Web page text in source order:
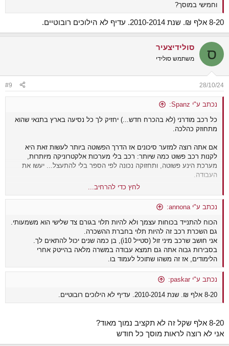
וחמישי במוסך?
8-20 אלף ₪. שנת 2010-2014. עדיף לא הילוכים רובוטיים.
ס סולידיצעיר
משתמש סולידי
28/10/24
#9
נכתב ע"י Spanz:
כל רכב מודרני (לא בהכרח חדש...) יחזיק לך כל נסיעה בארץ בתנאי שהוא
מתחוזק כהלכה.
אם אתה רוצה למזער סיכונים אז הדרך הפשוטה ביותר לעשות זאת היא
לקנות רכב פשוט כמה שיותר: רכב בלי מערכות אלקטרוניקה מיותרות,
מערכת הינע פשוטה, ותחזוקה נכונה לפי הספר בלי להתעצל... יעשו את
העבודה.
לחץ כדי להרחיב...
נכתב ע"י annona:
הכוח להתנייד בכוחות עצמך ולא להיות תלוי בגורם צד שלישי הוא משמעותי.
גם השכרת רכב זה להיות תלוי בחברת ההשכרה.
אני חושב שרכב מיני זול (סטייל i10), בן כמה שנים יכול להתאים לך.
בסבירות גבוה אתה גם תמצא עבודה במשרה מלאה בהייטק אחרי
הלימודים, אז זה משהו שתוכל לעמוד בו.
נכתב ע"י paskar:
8-20 אלף ₪. שנת 2010-2014. עדיף לא הילוכים רובוטיים.
8-20 אלף שקל זה לא תקציב נמוך מאוד?
אני לא רוצה לראות מוסך כל חודש